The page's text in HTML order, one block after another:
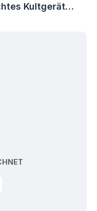
Kultgerät…